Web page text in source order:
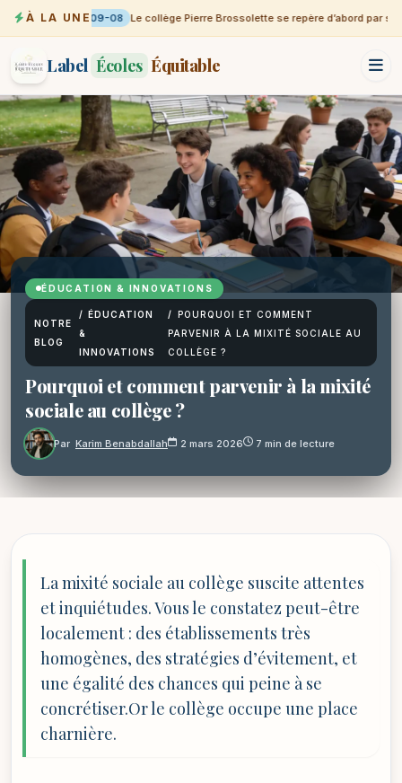
À LA UNE09-08 Le collège Pierre Brossolette se repère d’abord par sa
Label Écoles Équitable
ÉDUCATION & INNOVATIONS
NOTRE
BLOG
/ ÉDUCATION
&
INNOVATIONS
/ POURQUOI ET COMMENT
PARVENIR À LA MIXITÉ SOCIALE AU
COLLÈGE ?
Pourquoi et comment parvenir à la mixité
sociale au collège ?
Par Karim Benabdallah 2 mars 2026 7 min de lecture
La mixité sociale au collège suscite attentes
et inquiétudes. Vous le constatez peut-être
localement : des établissements très
homogènes, des stratégies d’évitement, et
une égalité des chances qui peine à se
concrétiser.Or le collège occupe une place
charnière.